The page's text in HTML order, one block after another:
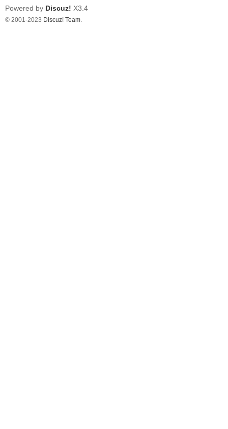
Powered by Discuz! X3.4
© 2001-2023 Discuz! Team.